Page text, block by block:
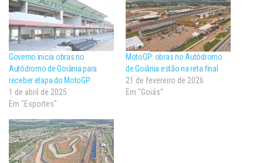
Governo inicia obras no
Autódromo de Goiânia para
receber etapa do MotoGP
1 de abril de 2025
Em "Esportes"
MotoGP: obras no Autódromo
de Goiânia estão na reta final
21 de fevereiro de 2026
Em "Goiás"